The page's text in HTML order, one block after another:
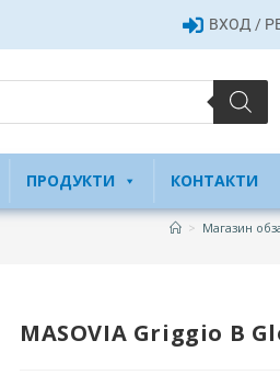
ВХОД /
ПРОДУКТИ КОНТАКТИ
> Магазин
MASOVIA Griggio B